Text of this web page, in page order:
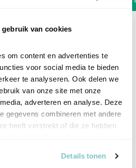
gebruik van cookies
om content en advertenties te
voor social media te bieden
te analyseren. Ook delen we
van onze site met onze
adverteren en analyse. Deze
gegevens combineren met andere
heeft verstrekt of die ze hebben
Details tonen